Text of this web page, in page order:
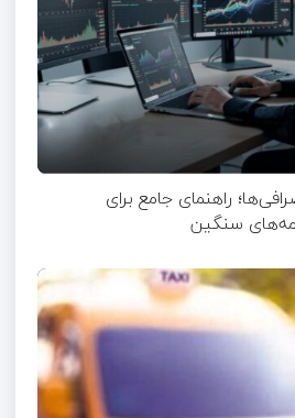
راهنمای جامع برای
سنگین